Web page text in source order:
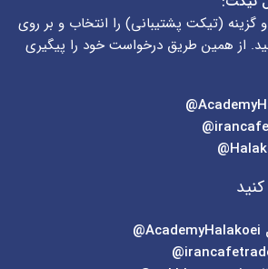
گزینه (تیکت پشتیبانی) را انتخاب و بر روی
از همین طریق درخواست خود را پیگیری
AcademyHalakoei@